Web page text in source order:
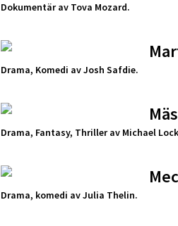
Dokumentär av Tova Mozard.
Drama, Komedi av Josh Safdie.
Drama, Fantasy, Thriller av Michael
Drama, komedi av Julia Thelin.